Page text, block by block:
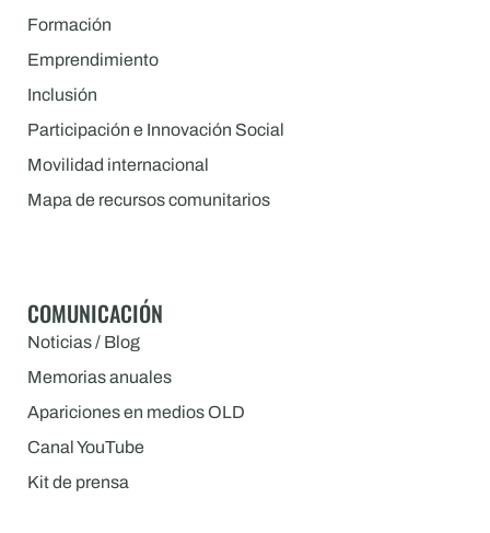
Formación
Emprendimiento
Inclusión
Participación e Innovación Social
Movilidad internacional
Mapa de recursos comunitarios
COMUNICACIÓN
Noticias / Blog
Memorias anuales
Apariciones en medios OLD
Canal YouTube
Kit de prensa